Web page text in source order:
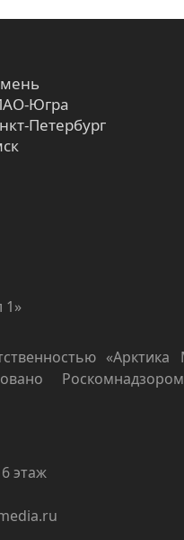
Югра
Петербург
1»
«Арктика
этаж